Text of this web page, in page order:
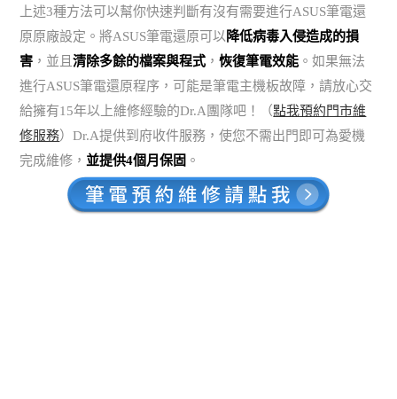
上述3種方法可以幫你快速判斷有沒有需要進行ASUS筆電還
原原廠設定。將ASUS筆電還原可以降低病毒入侵造成的損
害 ，並且清除多餘的檔案與程式 ，恢復筆電效能 。如果無法
進行ASUS筆電還原程序，可能是筆電主機板故障，請放心交
給擁有15年以上維修經驗的Dr.A團隊吧！（點我預約門市維
修服務）Dr.A提供到府收件服務，使您不需出門即可為愛機
完成維修， 並提供4個月保固 。